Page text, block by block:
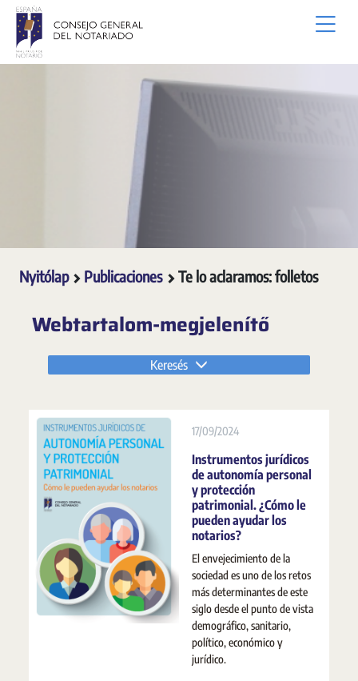
Ugrás a fő tartalomhoz
Nyitólap Publicaciones Te lo aclaramos: folletos
Webtartalom-megjelenítő
Keresés
17/09/2024
Instrumentos jurídicos
de autonomía personal
y protección
patrimonial. ¿Cómo le
pueden ayudar los
notarios?
El envejecimiento de la
sociedad es uno de los retos
más determinantes de este
siglo desde el punto de vista
demográfico, sanitario,
político, económico y
jurídico.